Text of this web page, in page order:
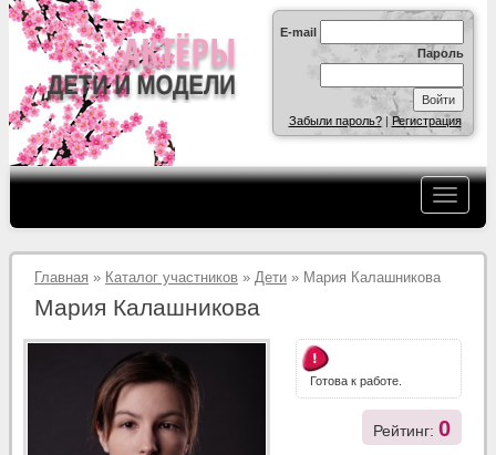
E-mail
Пароль
Забыли пароль?|Регистрация
Главная » Каталог участников » Дети » Мария Калашникова
Мария Калашникова
Готова к работе.
Рейтинг: 0